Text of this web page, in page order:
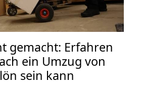
gemacht: Erfahren
ein Umzug von
sein kann